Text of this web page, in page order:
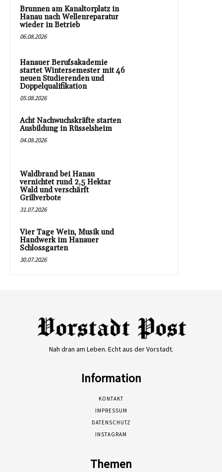
Brunnen am Kanaltorplatz in
Hanau nach Wellenreparatur
wieder in Betrieb
06.08.2026
Hanauer Berufsakademie
startet Wintersemester mit 46
neuen Studierenden und
Doppelqualifikation
05.08.2026
Acht Nachwuchskräfte starten
Ausbildung in Rüsselsheim
04.08.2026
Waldbrand bei Hanau
vernichtet rund 2,5 Hektar
Wald und verschärft
Grillverbote
31.07.2026
Vier Tage Wein, Musik und
Handwerk im Hanauer
Schlossgarten
30.07.2026
Nah dran am Leben. Echt aus der Vorstadt.
Information
KONTAKT
IMPRESSUM
DATENSCHUTZ
INSTAGRAM
Themen